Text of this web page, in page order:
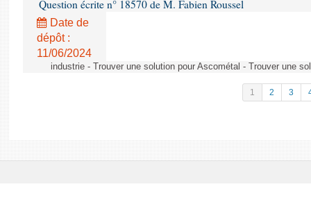
Question écrite n° 18570 de M. Fabien Roussel
Date de
dépôt :
11/06/2024
industrie - Trouver une solution pour Ascométal - Trouver une
1 2 3